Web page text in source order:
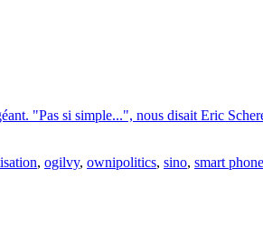
"Pas si simple...", nous disait Eric
, ogilvy, ownipolitics, sino, smart